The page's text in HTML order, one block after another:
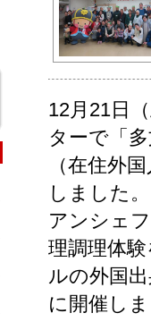
12月21日
ターで「
（在住外
しました
アンシェ
理調理体
ルの外国
に開催し